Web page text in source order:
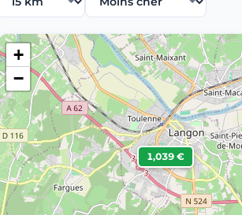
1,039 €
+
−